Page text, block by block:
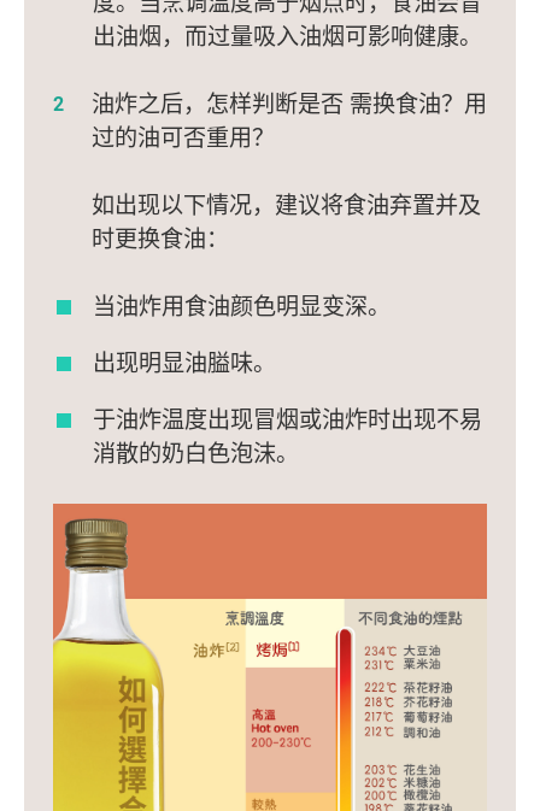
出油烟，而过量吸入油烟可影响健康。
油炸之后，怎样判断是否 需换食油？用
过的油可否重用？
如出现以下情况，建议将食油弃置并及
时更换食油：
当油炸用食油颜色明显变深。
出现明显油膉味。
于油炸温度出现冒烟或油炸时出现不易
消散的奶白色泡沫。